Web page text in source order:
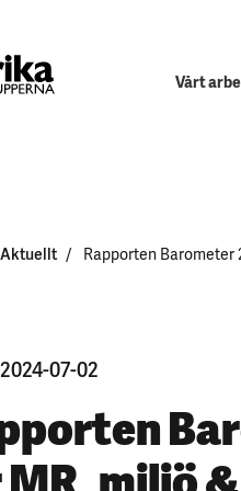
Vårt
Aktuellt
Rapporten Barometer
07-02
miljö